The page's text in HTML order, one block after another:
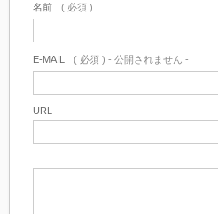
名前 ( 必須 )
E-MAIL ( 必須 ) - 公開されません -
URL